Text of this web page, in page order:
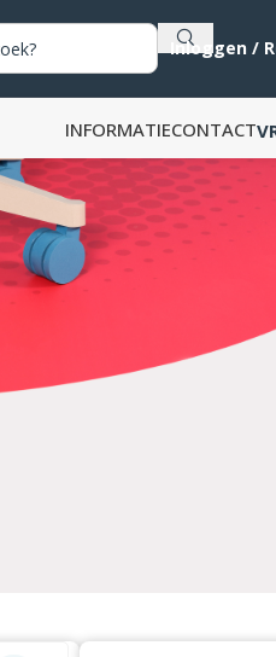
Als de
Inloggen /
INFORMATIECONTACT